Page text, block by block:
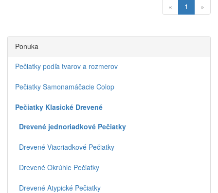
« 1 (current)
»
Ponuka
Pečiatky podľa tvarov a rozmerov
Pečiatky Samonamáčacie Colop
Pečiatky Klasické Drevené
Drevené jednoriadkové Pečiatky
Drevené Viacriadkové Pečiatky
Drevené Okrúhle Pečiatky
Drevené Atypické Pečiatky